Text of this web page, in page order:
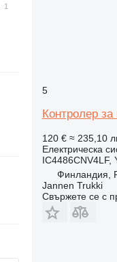
5
Контролер
120 € ≈ 235,10
Електрическа
IC4486CNV4LF,
Финландия,
Jannen Trukki
Свържете се с